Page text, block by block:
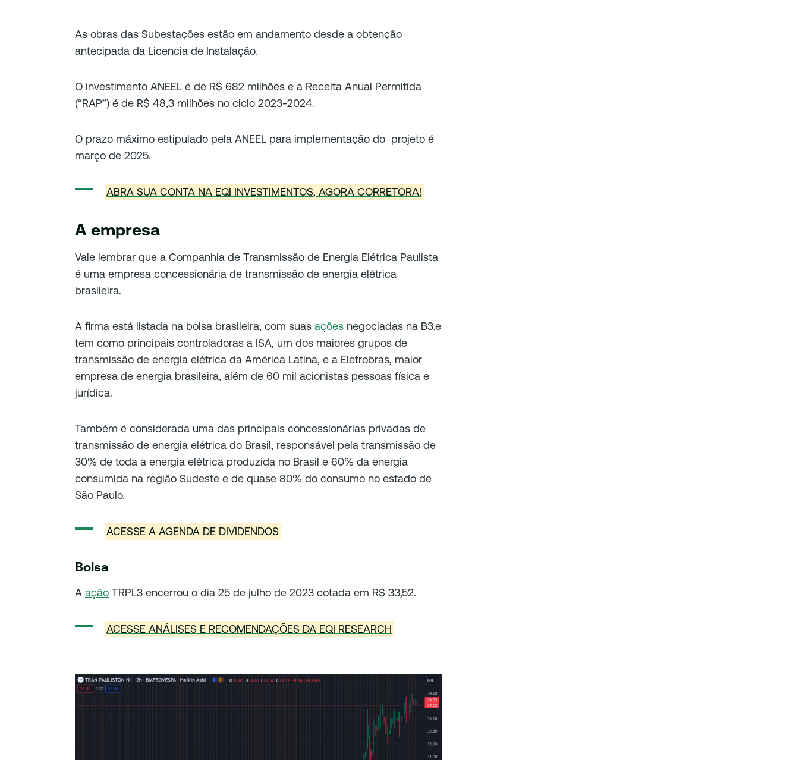
As obras das Subestações estão em andamento desde a obtenção
antecipada da Licencia de Instalação.
O investimento ANEEL é de R$ 682 milhões e a Receita Anual Permitida
(“RAP”) é de R$ 48,3 milhões no ciclo 2023-2024.
O prazo máximo estipulado pela ANEEL para implementação do projeto é
março de 2025.
ABRA SUA CONTA NA EQI INVESTIMENTOS, AGORA CORRETORA!
A empresa
Vale lembrar que a Companhia de Transmissão de Energia Elétrica Paulista
é uma empresa concessionária de transmissão de energia elétrica
brasileira.
A firma está listada na bolsa brasileira, com suas ações negociadas na B3,e
tem como principais controladoras a ISA, um dos maiores grupos de
transmissão de energia elétrica da América Latina, e a Eletrobras, maior
empresa de energia brasileira, além de 60 mil acionistas pessoas física e
jurídica.
Também é considerada uma das principais concessionárias privadas de
transmissão de energia elétrica do Brasil, responsável pela transmissão de
30% de toda a energia elétrica produzida no Brasil e 60% da energia
consumida na região Sudeste e de quase 80% do consumo no estado de
São Paulo.
ACESSE A AGENDA DE DIVIDENDOS
Bolsa
A ação TRPL3 encerrou o dia 25 de julho de 2023 cotada em R$ 33,52.
ACESSE ANÁLISES E RECOMENDAÇÕES DA EQI RESEARCH